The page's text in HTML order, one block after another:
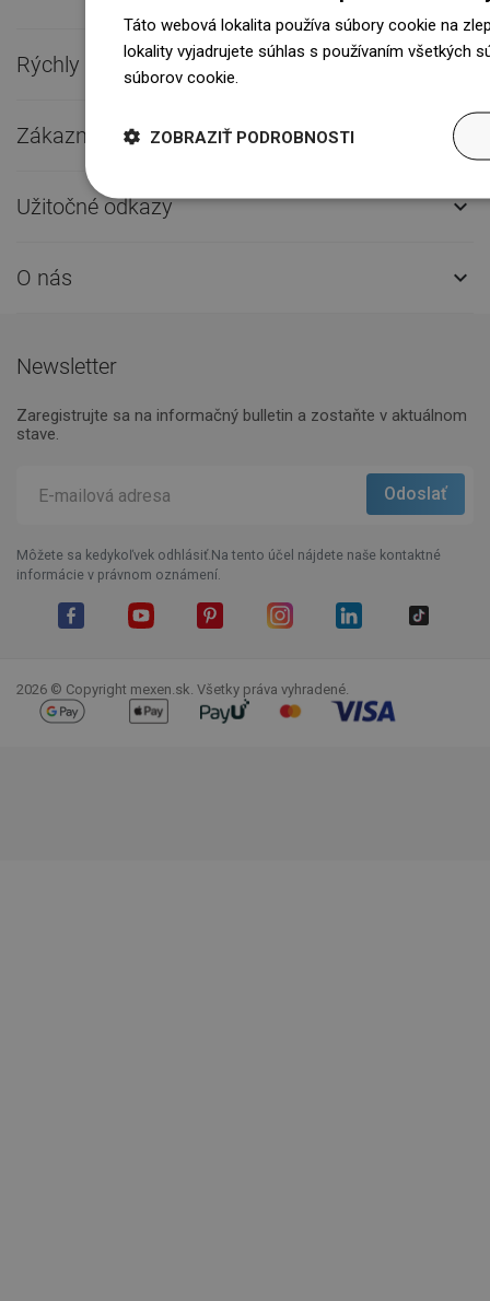
Rýchly kontakt 
Zákaznícky servis 
Užitočné odkazy 
O nás 
Newsletter
Zaregistrujte sa na informačný bulletin a zostaňte v aktuálnom
stave.
Môžete sa kedykoľvek odhlásiť.Na tento účel nájdete naše kontaktné
informácie v právnom oznámení.
2026 © Copyright mexen.sk. Všetky práva vyhradené.
Táto webová lokalita používa súbory cookie na
lokality vyjadrujete súhlas s používaním všetkých
súborov cookie.
ZOBRAZIŤ PODROBNOSTI